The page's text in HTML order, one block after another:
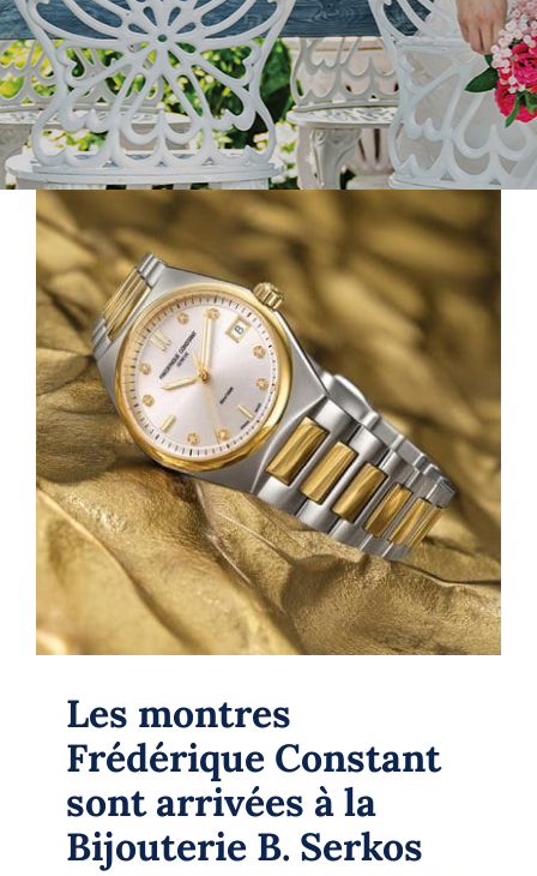
Français
Les montres Frédérique Constant
sont arrivées à la Bijouterie B. Serkos
Watches
Les montres
Frédérique Constant
sont arrivées à la
Bijouterie B. Serkos